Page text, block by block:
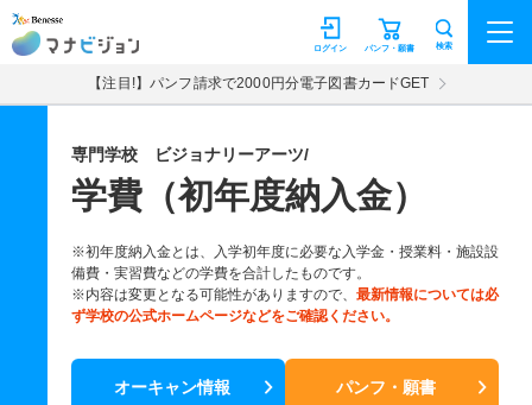
マナビジョン パンフ・願書
ログイン 検索
【注目!】パンフ請求で2000円分電子図書カードGET
専門学校 ビジョナリーアーツ/
学費（初年度納入金）
※初年度納入金とは、入学初年度に必要な入学金・授業料・施設設
備費・実習費などの学費を合計したものです。
※内容は変更となる可能性がありますので、 最新情報については必
ず学校の公式ホームページなどをご確認ください。
オーキャン情報 パンフ・願書